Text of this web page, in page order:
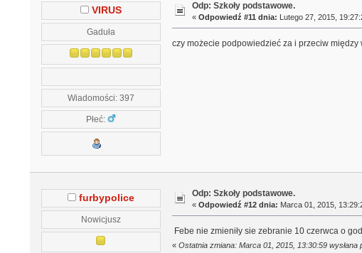
VIRUS
Gaduła
Wiadomości: 397
Płeć:
Odp: Szkoły podstawowe.
«Odpowiedź #11 dnia: Lutego 27, 2015,
czy możecie podpowiedzieć za i przeciw
furbypolice
Nowicjusz
Odp: Szkoły podstawowe.
«Odpowiedź #12 dnia: Marca 01, 2015,
Febe nie zmieniły sie zebranie 10 czerwca o
« Ostatnia zmiana: Marca 01, 2015, 13:30:59 wysłana